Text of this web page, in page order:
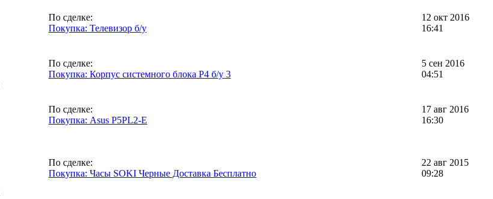
По сделке:
Покупка: Телевизор б/у
12 окт 2016
16:41
По сделке:
Покупка: Корпус системного блока P4 б/у 3
5 сен 2016
04:51
По сделке:
Покупка: Asus P5PL2-E
17 авг 2016
16:30
По сделке:
Покупка: Часы SOKI Черные Доставка Бесплатно
22 авг 2015
09:28